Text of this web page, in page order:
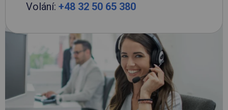
Volání: +48 32 50 65 380